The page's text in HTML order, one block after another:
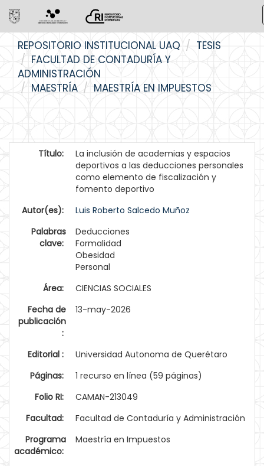
navigation
REPOSITORIO INSTITUCIONAL UAQ
TESIS
FACULTAD DE CONTADURÍA Y
ADMINISTRACIÓN
MAESTRÍA
MAESTRÍA EN IMPUESTOS
Título:
La inclusión de academias y espacios
deportivos a las deducciones personales
como elemento de fiscalización y
fomento deportivo
Autor(es):
Luis Roberto Salcedo Muñoz
Palabras
clave:
Deducciones
Formalidad
Obesidad
Personal
Área:
CIENCIAS SOCIALES
Fecha de
publicación
:
13-may-2026
Editorial :
Universidad Autonoma de Querétaro
Páginas:
1 recurso en línea (59 páginas)
Folio RI:
CAMAN-213049
Facultad:
Facultad de Contaduría y Administración
Programa
académico:
Maestría en Impuestos